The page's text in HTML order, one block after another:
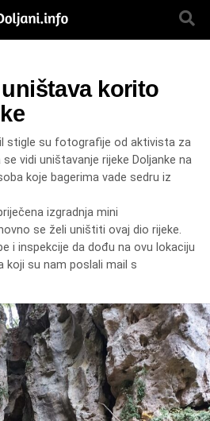
korito
stigle su fotografije od aktivista za
vidi uništavanje rijeke Doljanke na
koje bagerima vade sedru iz
izgradnja mini
se želi uništiti ovaj dio rijeke.
i inspekcije da dođu na ovu lokaciju
koji su nam poslali mail s